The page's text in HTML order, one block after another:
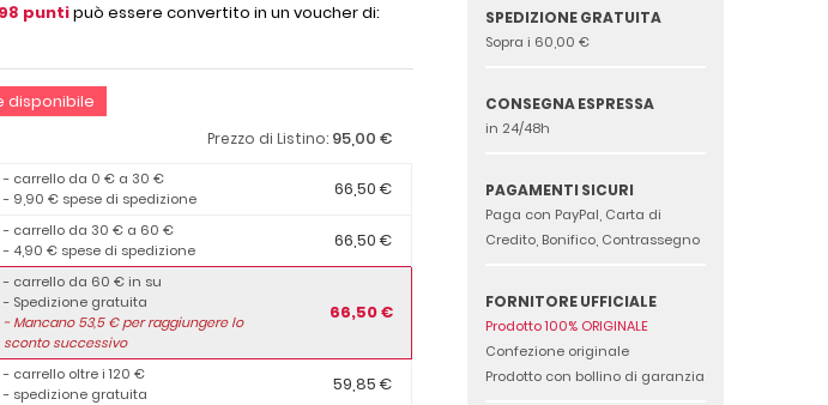
puntipuò essere convertito in un voucher di:
disponibile
Prezzo di Listino: 95,00 €
- carrello da 0 € a 30 €
- 9,90 € spese di spedizione
66,50 €
- carrello da 30 € a 60 €
- 4,90 € spese di spedizione
66,50 €
- carrello da 60 € in su
- Spedizione gratuita
-Mancano53,5€ per raggiungere lo
sconto successivo
66,50 €
- carrello oltre i 120 €
- spedizione gratuita
59,85 €
SPEDIZIONE GRATUITA
Sopra i 60,00 €
CONSEGNA ESPRESSA
in 24/48h
PAGAMENTI SICURI
Paga con PayPal, Carta di
Credito, Bonifico, Contrassegno
FORNITORE UFFICIALE
Prodotto 100% ORIGINALE
Confezione originale
Prodotto con bollino di garanzia